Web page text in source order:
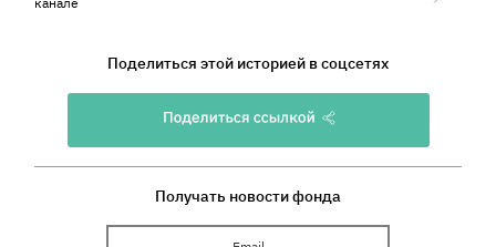
Поделиться этой историей в соцсетях
Получать новости фонда
Ваш Email